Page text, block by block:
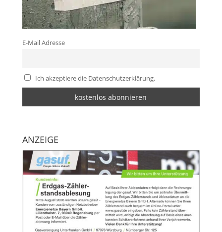
E-Mail Adresse
Ich akzeptiere die Datenschutzerklärung.
ANZEIGE